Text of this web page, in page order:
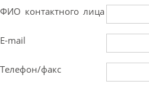
ФИО контактного лица
E-mail
Телефон/факс